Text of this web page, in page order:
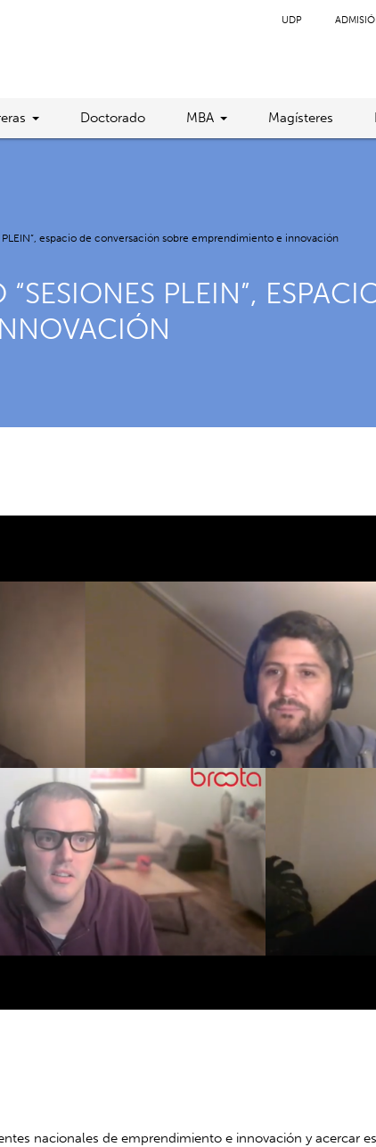
UDP
Doctorado MBA Magísteres
PLEIN”, espacio de conversación sobre emprendimiento e innovación
PLEIN”,
nacionales de emprendimiento e innovación y acercar